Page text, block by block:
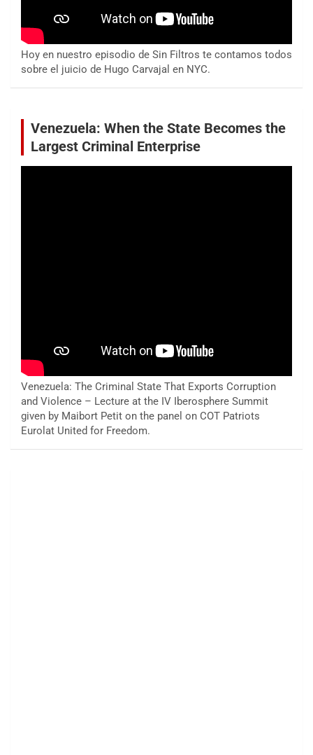
Hoy en nuestro episodio de Sin Filtros te contamos todos
sobre el juicio de Hugo Carvajal en NYC.
Venezuela: When the State Becomes the
Largest Criminal Enterprise
Venezuela: The Criminal State That Exports Corruption
and Violence – Lecture at the IV Iberosphere Summit
given by Maibort Petit on the panel on COT Patriots
Eurolat United for Freedom.